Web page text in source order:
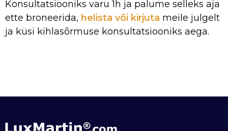
Konsultatsiooniks varu 1h ja palume selleks aja
ette broneerida, helista või kirjuta meile julgelt
ja küsi kihlasõrmuse konsultatsiooniks aega.